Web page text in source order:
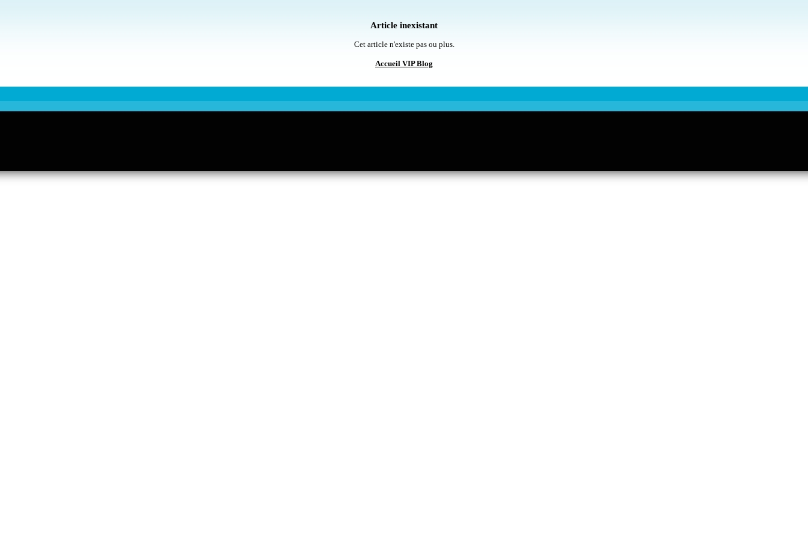
Article inexistant
Cet article n'existe pas ou plus.
Accueil VIP Blog